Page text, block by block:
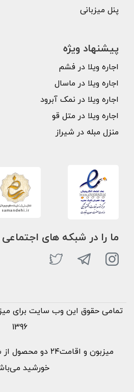
پنل میزبانی
پیشنهاد ویژه
اجاره ویلا در فشم
اجاره ویلا در ماسال
اجاره ویلا در نمک آبرود
اجاره ویلا در متل قو
منزل مبله در شیراز
ما را در شبکه های اجتماعی
1396
میزبون و اقامت۲۴
خورشید